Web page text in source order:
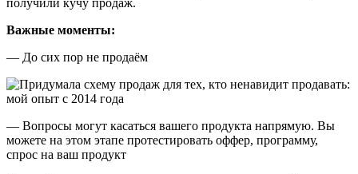
получили кучу продаж.
Важные моменты:
— До сих пор не продаём
— Вопросы могут касаться вашего продукта напрямую. Вы
можете на этом этапе протестировать оффер, программу,
спрос на ваш продукт